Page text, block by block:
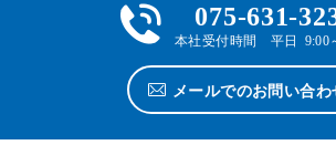
075-631-
本社受付時間 平日 9:00
メールでのお問い合わ